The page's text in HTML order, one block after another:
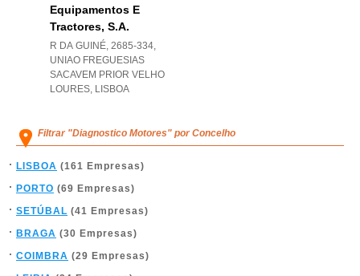
Equipamentos E
Tractores, S.a.
R DA GUINÉ, 2685-334,
UNIAO FREGUESIAS
SACAVEM PRIOR VELHO
LOURES, LISBOA
Filtrar "Diagnostico Motores" por Concelho
LISBOA (161 Empresas)
PORTO (69 Empresas)
SETÚBAL (41 Empresas)
BRAGA (30 Empresas)
COIMBRA (29 Empresas)